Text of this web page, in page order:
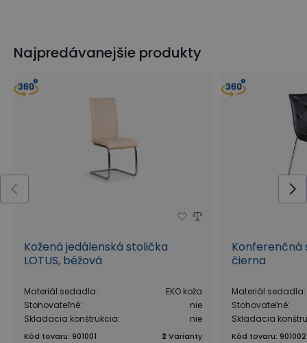
Najpredávanejšie produkty
Kožená jedálenská stolička
LOTUS, béžová
Materiál sedadla:
EKO koža
Stohovateľné:
nie
Skladacia konštrukcia: nie
Kód tovaru: 901001 2 Varianty
Konferenčná
čierna
Materiál sedadla:
Stohovateľné:
Skladacia
Kód tovaru: 901002